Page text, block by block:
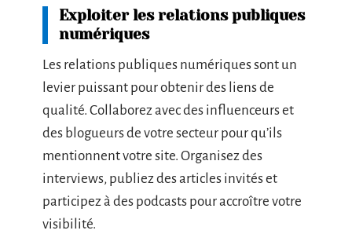
Exploiter les relations publiques
numériques
Les relations publiques numériques sont un
levier puissant pour obtenir des liens de
qualité. Collaborez avec des influenceurs et
des blogueurs de votre secteur pour qu’ils
mentionnent votre site. Organisez des
interviews, publiez des articles invités et
participez à des podcasts pour accroître votre
visibilité.